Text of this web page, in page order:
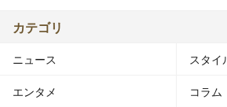
カテゴリ
ニュース スタイ
エンタメ コラム